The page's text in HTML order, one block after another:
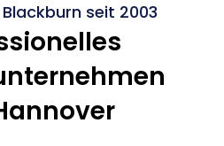
seit 2003